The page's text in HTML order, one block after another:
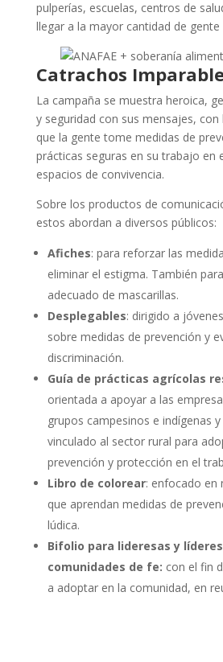
pulperías, escuelas, centros de
llegar a la mayor cantidad de
Catrachos
La campaña se muestra heroica,
y seguridad con sus mensajes, con
que la gente tome medidas de
prácticas seguras en su trabajo en
espacios de convivencia.
Sobre los productos de
estos abordan a diversos públicos:
Afiches: para reforzar las
eliminar el estigma. También
adecuado de mascarillas.
Desplegables: dirigido a
sobre medidas de prevención y
discriminación.
Guía de prácticas agrícolas
orientada a apoyar a las
grupos campesinos e indígenas
vinculado al sector rural para
prevención y protección en el
Libro de colorear: enfocado en
que aprendan medidas de
lúdica.
Bifolio para lideresas y
comunidades de fe: con el fin
a adoptar en la comunidad, en